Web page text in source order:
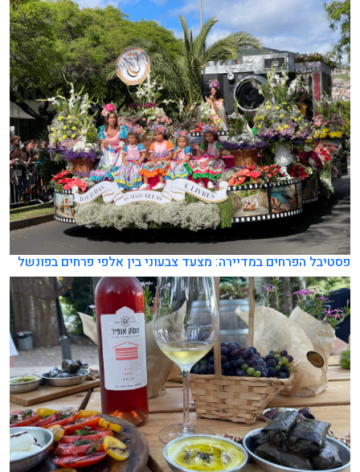
פסטיבל הפרחים במדיירה: מצעד צבעוני בין אלפי פרחים בפונשל